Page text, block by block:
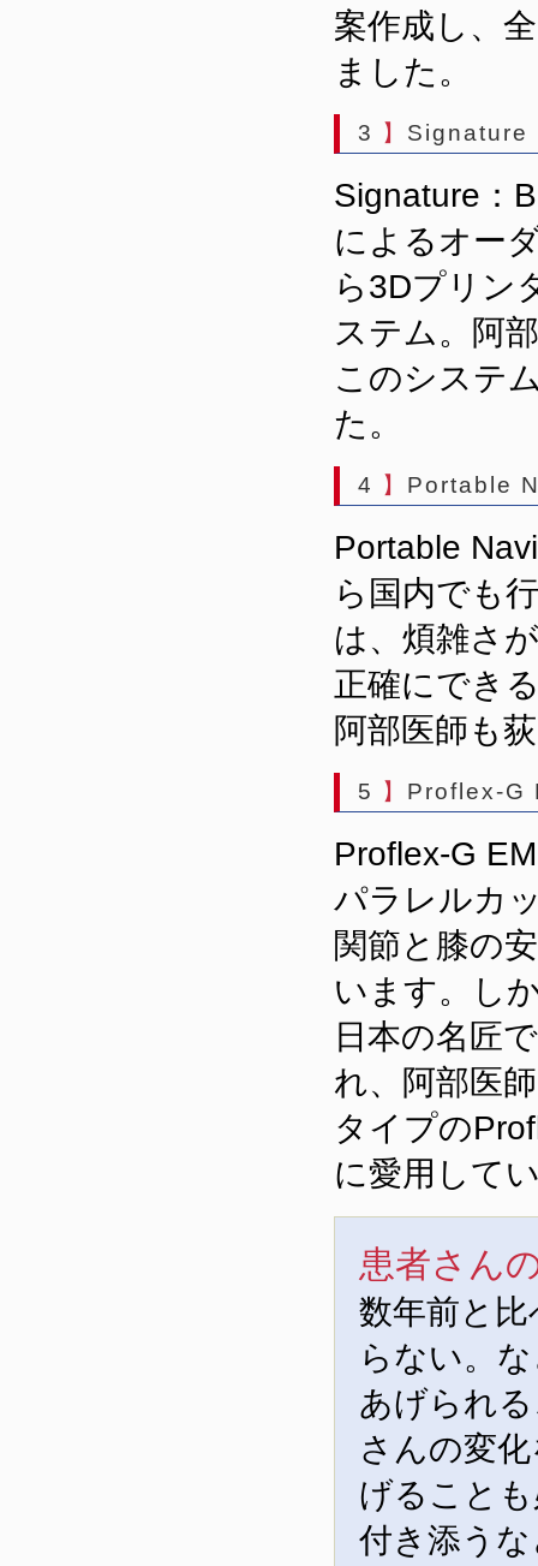
案作成し、
ました。
3 】 Signature
Signature：
によるオー
ら3Dプリン
ステム。阿
このシステ
た。
4 】 Portable
Portable
ら国内でも
は、煩雑さ
正確にでき
阿部医師も
5 】 Proflex-G
Proflex-G
パラレルカ
関節と膝の
います。し
日本の名匠
れ、阿部医
タイプの
に愛用して
患者さん
数年前と
らない。
あげられ
さんの変
げること
付き添う